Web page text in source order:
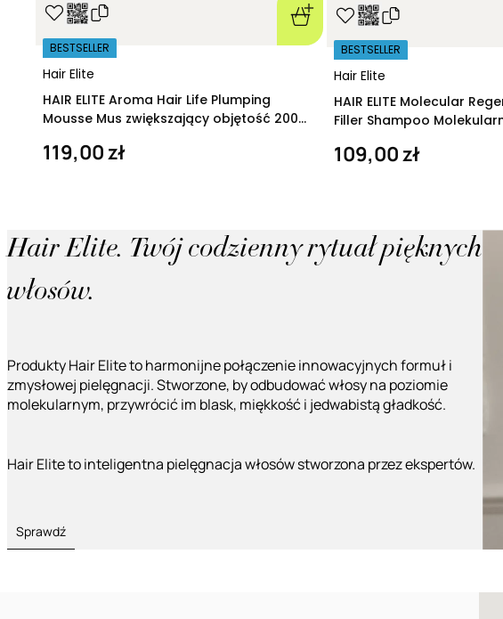
Hair Elite
BESTSELLER
HAIR ELITE Aroma Hair Life Plumping
Mousse Mus zwiększający objętość 200
119,00 zł
Hair Elite
BESTSELLER
HAIR ELITE Molecular
Filler Shampoo
109,00 zł
Hair Elite. Twój codzienny rytuał pięknych
włosów.
Produkty Hair Elite to harmonijne połączenie innowacyjnych formuł i
zmysłowej pielęgnacji. Stworzone, by odbudować włosy na poziomie
molekularnym, przywrócić im blask, miękkość i jedwabistą gładkość.
Hair Elite to inteligentna pielęgnacja włosów stworzona przez ekspertów.
Sprawdź